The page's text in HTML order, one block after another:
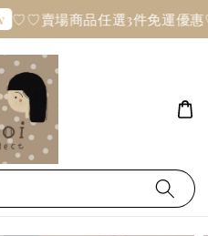
♡♡賣場商品任選3件免運優